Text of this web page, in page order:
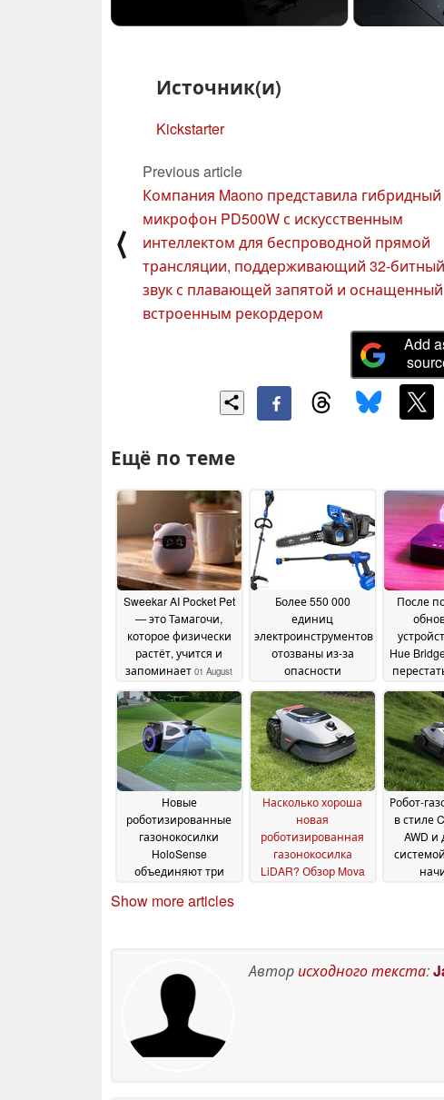
Источник(и)
Kickstarter
⟨
Previous article
Компания Maono представила гибридный
микрофон PD500W с искусственным
интеллектом для беспроводной прямой
трансляции, поддерживающий 32-битный
звук с плавающей запятой и оснащенный
встроенным рекордером
Add
Ещё по теме
Sweekar AI Pocket Pet
— это Тамагочи,
которое физически
растёт, учится и
запоминает 01 August
2026
Более 550 000
единиц
электроинструментов
отозваны из-за
опасности
получения
серьезных травм17
July 2026
После
Hue
30
Новые
роботизированные
газонокосилки
HoloSense
объединяют три
обеспечивающие
Насколько хороша
новая
роботизированная
газонокосилка
LiDAR? Обзор Mova
Робот-
в стиле
AWD и
Show more articles
Авторисходного текста: